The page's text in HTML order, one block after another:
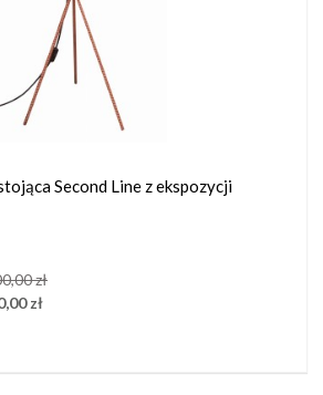
Second Line z ekspozycji
zł
zł